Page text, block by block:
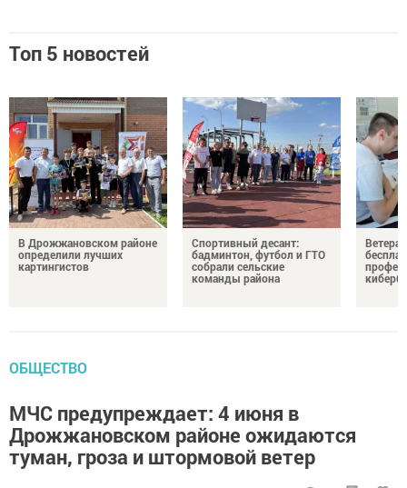
Топ 5 новостей
В Дрожжановском районе
определили лучших
картингистов
Спортивный десант:
бадминтон, футбол и ГТО
собрали сельские
команды района
ОБЩЕСТВО
МЧС предупреждает: 4 июня в
Дрожжановском районе ожидаются
туман, гроза и штормовой ветер